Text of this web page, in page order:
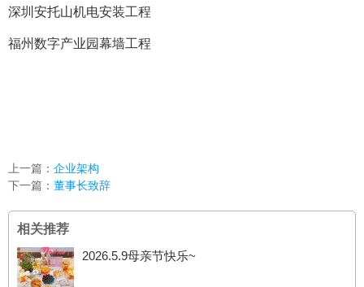
深圳安托山机电安装工程
福州数字产业园幕墙工程
上一篇： 企业架构
下一篇： 董事长致辞
相关推荐
2026.5.9母亲节快乐~